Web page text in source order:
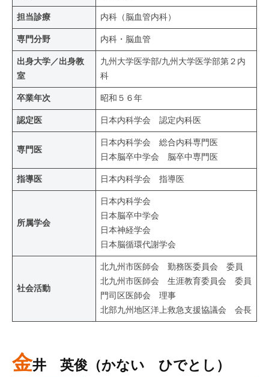
担当診療 内科（脳血管内科）
専門分野 内科・脳血管
出身大学／出身教
室
九州大学医学部/九州大学医学部第２内
科
卒業年次 昭和５６年
認定医 日本内科学会 認定内科医
専門医
日本内科学会 総合内科専門医
日本脳卒中学会 脳卒中専門医
指導医 日本内科学会 指導医
所属学会
日本内科学会
日本脳卒中学会
日本神経学会
日本脳循環代謝学会
社会活動
北九州市医師会 勤務医委員会 委員
北九州市医師会 生涯教育委員会 委員
門司区医師会 理事
北部九州地区洋上救急支援協議会 会長
金井 英俊（かない ひでとし）